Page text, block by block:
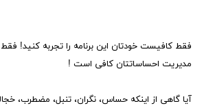
مدیریت احساساتتان کافی است !
آیا گاهی از اینکه حساس، نگران، تنبل، مضطرب،